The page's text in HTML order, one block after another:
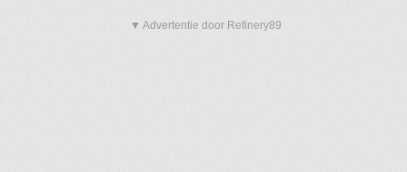
▼ Advertentie door Refinery89